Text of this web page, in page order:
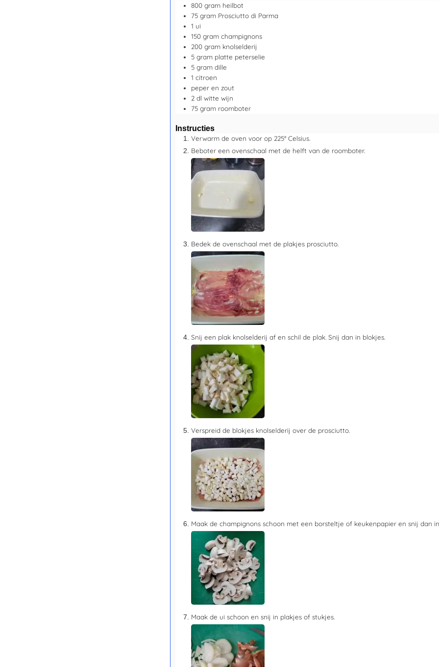
800 gram heilbot
75 gram Prosciutto di Parma
1 ui
150 gram champignons
200 gram knolselderij
5 gram platte peterselie
5 gram dille
1 citroen
peper en zout
2 dl witte wijn
75 gram roomboter
Instructies
Verwarm de oven voor op 225° Celsius.
Beboter een ovenschaal met de helft van de roomboter.
Bedek de ovenschaal met de plakjes prosciutto.
Snij een plak knolselderij af en schil de plak. Snij dan in blokjes.
Verspreid de blokjes knolselderij over de prosciutto.
Maak de champignons schoon met een borsteltje of keukenpapier en snij dan
Maak de ui schoon en snij in plakjes of stukjes.